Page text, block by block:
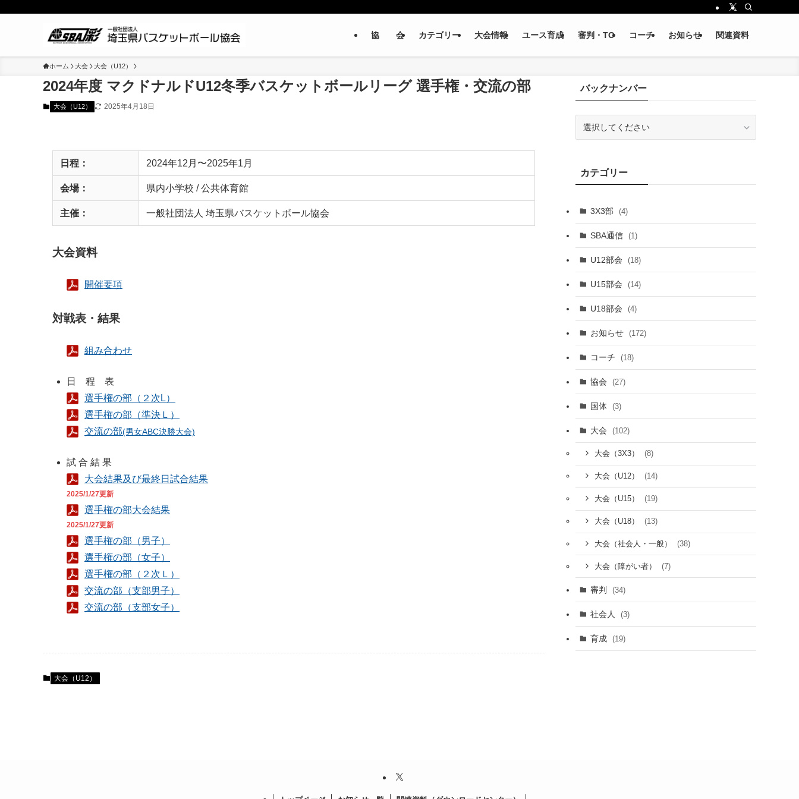
協 会 カテゴリー 大会情報 ユース育成 審判・TO コーチ お知らせ 関連資料
ホーム 大会 大会（U12）
2024年度 マクドナルドU12冬季バスケットボールリーグ 選⼿権・交流の部
大会（U12） 2025年4月18日
日程： 2024年12月〜2025年1月
会場： 県内⼩学校 / 公共体育館
主催： 一般社団法人 埼玉県バスケットボール協会
大会資料
開催要項
対戦表・結果
組み合わせ
日 程 表
選手権の部（２次L）
選手権の部（準決Ｌ）
交流の部(男女ABC決勝大会)
試 合 結 果
大会結果及び最終日試合結果
2025/1/27更新
選手権の部大会結果
2025/1/27更新
選手権の部（男子）
選手権の部（女子）
選手権の部（２次Ｌ）
交流の部（支部男子）
交流の部（支部女子）
大会（U12）
バックナンバー
カテゴリー
3X3部 (4)
SBA通信 (1)
U12部会 (18)
U15部会 (14)
U18部会 (4)
お知らせ (172)
コーチ (18)
協会 (27)
国体 (3)
大会 (102)
大会（3X3） (8)
大会（U12） (14)
大会（U15） (19)
大会（U18） (13)
大会（社会人・一般） (38)
大会（障がい者） (7)
審判 (34)
社会人 (3)
育成 (19)